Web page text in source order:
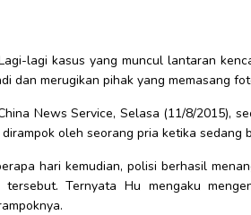
lagi kasus yang muncul lantaran
dan merugikan pihak yang memasang
News Service, Selasa (11/8/2015),
oleh seorang pria ketika sedang
hari kemudian, polisi berhasil
tersebut. Ternyata Hu mengaku